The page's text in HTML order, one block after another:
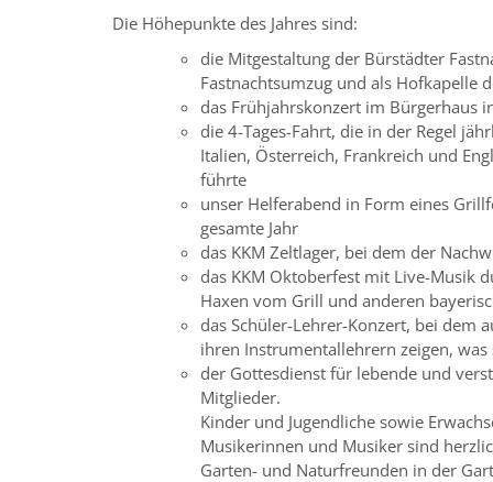
Die Höhepunkte des Jahres sind:
die Mitgestaltung der Bürstädter
Fastnachtsumzug und als Hofkapelle
das Frühjahrskonzert im Bürgerhaus
die 4-Tages-Fahrt, die in der Regel
Italien, Österreich, Frankreich und
führte
unser Helferabend in Form eines
gesamte Jahr
das KKM Zeltlager, bei dem der
das KKM Oktoberfest mit Live-Musik
Haxen vom Grill und anderen
das Schüler-Lehrer-Konzert, bei dem
ihren Instrumentallehrern zeigen, was
der Gottesdienst für lebende und
Mitglieder.
Kinder und Jugendliche sowie
Musikerinnen und Musiker sind
Garten- und Naturfreunden in der